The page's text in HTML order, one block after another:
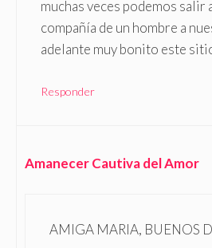
muchas veces podemos salir
compañía de un hombre a
adelante muy bonito este
Responder
Amanecer Cautiva del Amor
AMIGA MARIA, BUENOS